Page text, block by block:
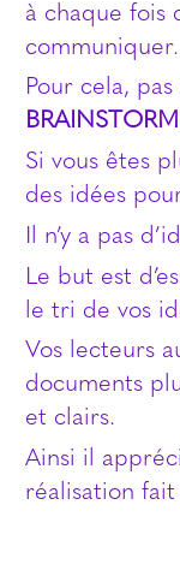
à chaque fois
communiquer.
Pour cela,
Si vous êtes
des idées
Il n’y a pas
Le but est
le tri de vos
Vos lecteurs
documents
et clairs.
Ainsi il
réalisation